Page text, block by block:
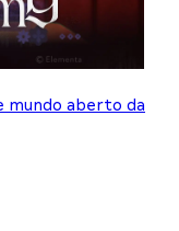
mundo aberto da